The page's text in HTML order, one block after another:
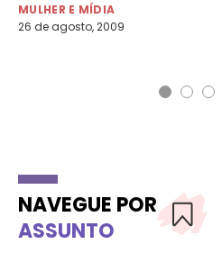
MULHER E MÍDIA
26 de agosto, 2009
NAVEGUE POR
ASSUNTO